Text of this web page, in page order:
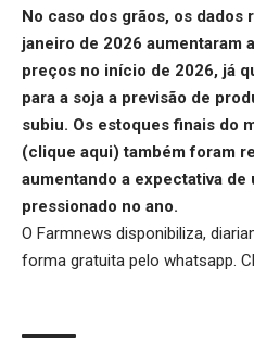
No caso dos grãos, os dados
janeiro de 2026 aumentaram
preços no início de 2026, já
para a soja a previsão de
subiu. Os estoques finais do
(clique aqui) também foram
aumentando a expectativa de
pressionado no ano.
O Farmnews disponibiliza,
forma gratuita pelo whatsapp.